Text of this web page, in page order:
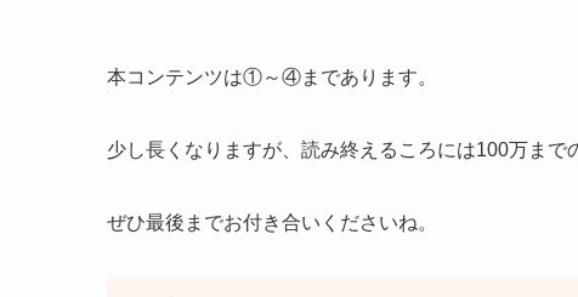
本コンテンツは①～④まであります。
少し長くなりますが、読み終えるころには100万まで
ぜひ最後までお付き合いくださいね。